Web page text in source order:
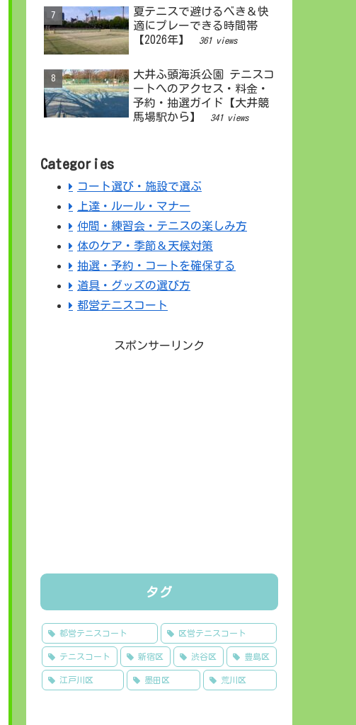
夏テニスで避けるべき＆快
適にプレーできる時間帯
【2026年】
361 views
大井ふ頭海浜公園 テニスコ
ートへのアクセス・料金・
予約・抽選ガイド【大井競
馬場駅から】
341 views
Categories
コート選び・施設で選ぶ
上達・ルール・マナー
仲間・練習会・テニスの楽しみ方
体のケア・季節＆天候対策
抽選・予約・コートを確保する
道具・グッズの選び方
都営テニスコート
スポンサーリンク
タグ
都営テニスコート 区営テニスコート
テニスコート 新宿区 渋谷区 豊島区
江戸川区 墨田区 荒川区